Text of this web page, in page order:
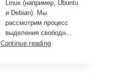
Linux (например, Ubuntu
и Debian). Мы
рассмотрим процесс
выделения свободн...
Continue reading